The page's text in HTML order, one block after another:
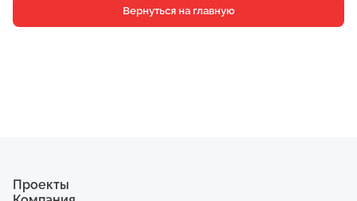
Кладовые
Вернуться на главную
Проекты